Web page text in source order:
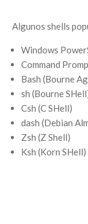
Algunos shells
Windows
Command
Bash (Bourne
sh (Bourne
Csh (C SHell)
dash (Debian
Zsh (Z Shell)
Ksh (Korn SHell)